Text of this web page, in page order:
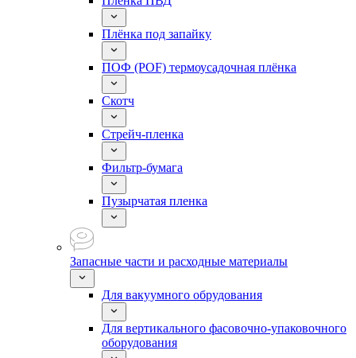
Плёнка под запайку
ПОФ (POF) термоусадочная плёнка
Скотч
Стрейч-пленка
Фильтр-бумага
Пузырчатая пленка
Запасные части и расходные материалы
Для вакуумного обрудования
Для вертикального фасовочно-упаковочного
оборудования